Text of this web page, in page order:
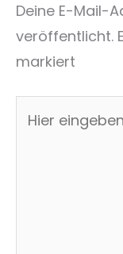
Deine E-Mail-
veröffentlicht.
markiert
eingeben…